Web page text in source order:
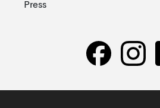
Press